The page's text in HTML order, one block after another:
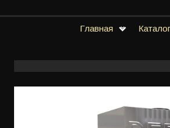
Главная Каталог